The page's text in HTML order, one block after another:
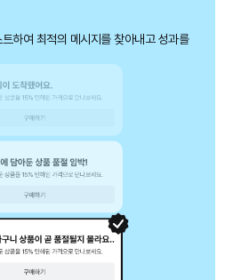
하여 최적의 메시지를 찾아내고 성과를